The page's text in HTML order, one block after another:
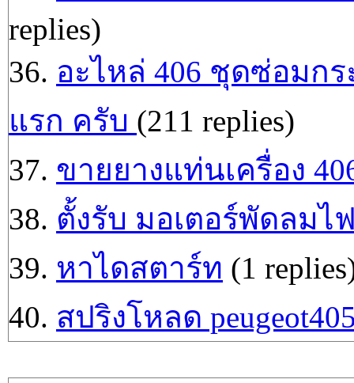
replies)
36. อะไหล่ 406 ชุดซ่อมก
แรก ครับ (211 replies)
37. ขายยางแท่นเครื่อง
38. ตั้งรับ มอเตอร์พัดลมไ
39. หาไดสตาร์ท (1
40. สปริงโหลด